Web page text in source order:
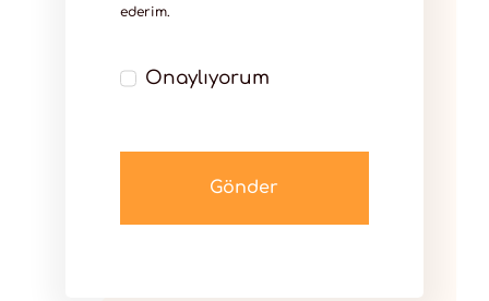
ederim.
Onaylıyorum
Gönder